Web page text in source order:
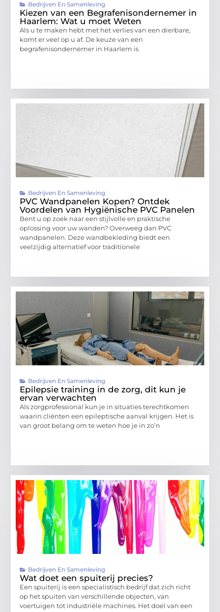
Bedrijven En Samenleving
Kiezen van een Begrafenisondernemer in
Haarlem: Wat u moet Weten
Als u te maken hebt met het verlies van een dierbare,
komt er veel op u af. De keuze van een
begrafenisondernemer in Haarlem is
Bedrijven En Samenleving
PVC Wandpanelen Kopen? Ontdek
Voordelen van Hygiënische PVC Panelen
Bent u op zoek naar een stijlvolle en praktische
oplossing voor uw wanden? Overweeg dan PVC
wandpanelen. Deze wandbekleding biedt een
veelzijdig alternatief voor traditionele
Bedrijven En Samenleving
Epilepsie training in de zorg, dit kun je
ervan verwachten
Als zorgprofessional kun je in situaties terechtkomen
waarin cliënten een epileptische aanval krijgen. Het is
van groot belang om te weten hoe je in zo’n
Bedrijven En Samenleving
Wat doet een spuiterij precies?
Een spuiterij is een specialistisch bedrijf dat zich richt
op het spuiten van verschillende objecten, van
voertuigen tot industriële machines. Het doel van een